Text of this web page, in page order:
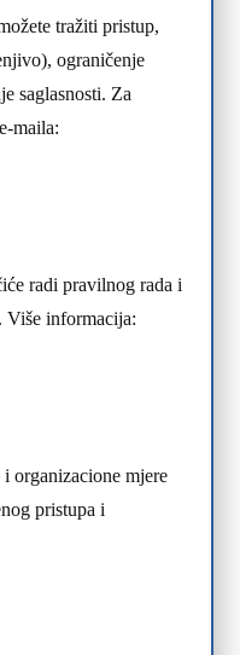
tražiti pristup,
ograničenje
saglasnosti. Za
maila:
radi pravilnog rada i
Više informacija:
organizacione mjere
pristupa i